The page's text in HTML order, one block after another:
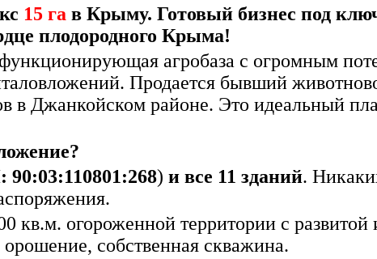
15 га в Крыму. Готовый бизнес под
плодородного Крыма!
агробазa с огромным
Продается бывший
в Джанкойском районе. Это идеальный
) и все 11 зданий.
кв.м. огороженной территории с развитой
орошение, собственная скважина.